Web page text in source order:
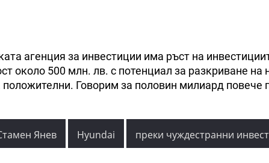
агенция за инвестиции има ръст на
около 500 млн. лв. с потенциал за разкриване на
Говорим за половин милиард повече
Янев Hyundai преки чуждестранни